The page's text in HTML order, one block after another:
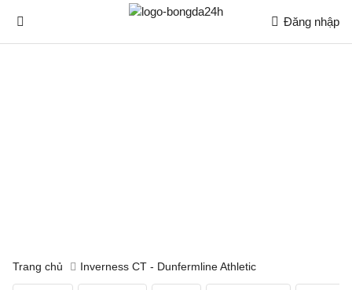
Đăng nhập
Trang chủ Inverness CT - Dunfermline Athletic